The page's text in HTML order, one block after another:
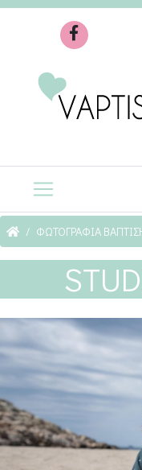
ΦΩΤΟΓΡΑΦΙΑ